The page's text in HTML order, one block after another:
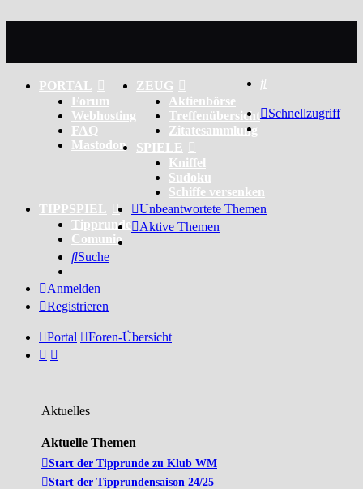
PORTAL
Forum
Webhosting
FAQ
Mastodon
ZEUG
Aktienbörse
Treffenübersicht
Zitatesammlung
SPIELE
Kniffel
Sudoku
Schiffe versenken
TIPPSPIEL
Tipprunde
Comunio
Schnellzugriff
Unbeantwortete Themen
Aktive Themen
Suche
Anmelden
Registrieren
Portal Foren-Übersicht
Aktuelles
Aktuelle Themen
Start der Tipprunde zu Klub WM
Start der Tipprundensaison 24/25